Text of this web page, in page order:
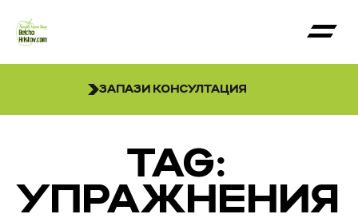
ЗАПАЗИ КОНСУЛТАЦИЯ
TAG:
УПРАЖНЕНИЯ